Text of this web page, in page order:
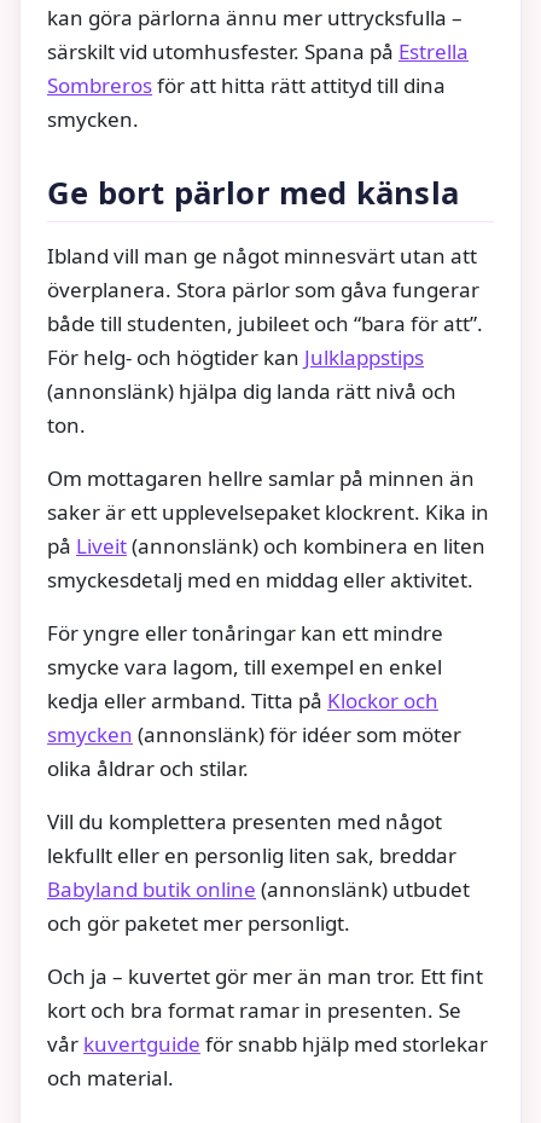
kan göra pärlorna ännu mer uttrycksfulla –
särskilt vid utomhusfester. Spana på Estrella
Sombrerosför att hitta rätt attityd till dina
smycken.
Ge bort pärlor med känsla
Ibland vill man ge något minnesvärt utan att
överplanera. Stora pärlor som gåva fungerar
både till studenten, jubileet och “bara för att”.
För helg- och högtider kan Julklappstips
(annonslänk) hjälpa dig landa rätt nivå och
ton.
Om mottagaren hellre samlar på minnen än
saker är ett upplevelsepaket klockrent. Kika in
på Liveit(annonslänk) och kombinera en liten
smyckesdetalj med en middag eller aktivitet.
För yngre eller tonåringar kan ett mindre
smycke vara lagom, till exempel en enkel
kedja eller armband. Titta på Klockor och
smycken (annonslänk) för idéer som möter
olika åldrar och stilar.
Vill du komplettera presenten med något
lekfullt eller en personlig liten sak, breddar
Babyland butik online (annonslänk) utbudet
och gör paketet mer personligt.
Och ja – kuvertet gör mer än man tror. Ett fint
kort och bra format ramar in presenten. Se
vår kuvertguide för snabb hjälp med storlekar
och material.